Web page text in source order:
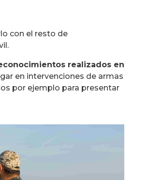
con el resto de
realizados en
en intervenciones de armas
por ejemplo para presentar